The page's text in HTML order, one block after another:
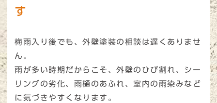
す
梅雨入り後でも、外壁塗装の相談は遅くありませ
ん。
雨が多い時期だからこそ、外壁のひび割れ、シー
リングの劣化、雨樋のあふれ、室内の雨染みなど
に気づきやすくなります。